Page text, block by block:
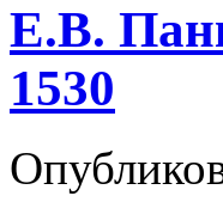
Е.В.
1530